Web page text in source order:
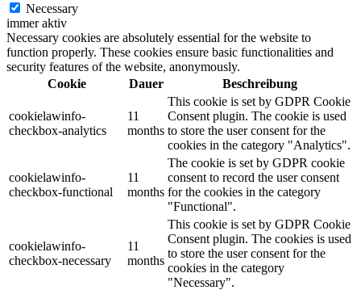
Necessary
immer aktiv
Necessary cookies are absolutely essential for the website to
function properly. These cookies ensure basic functionalities and
security features of the website, anonymously.
Cookie
Dauer Beschreibung
cookielawinfo-
checkbox-analytics
11
months
This cookie is set by GDPR Cookie
Consent plugin. The cookie is used
to store the user consent for the
cookies in the category "Analytics".
cookielawinfo-
checkbox-functional
11
months
The cookie is set by GDPR cookie
consent to record the user consent
for the cookies in the category
"Functional".
cookielawinfo-
checkbox-necessary
11
months
This cookie is set by GDPR Cookie
Consent plugin. The cookies is used
to store the user consent for the
cookies in the category
"Necessary".